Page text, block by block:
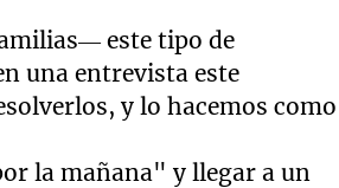
este tipo de
una entrevista este
y lo hacemos como
la mañana" y llegar a un